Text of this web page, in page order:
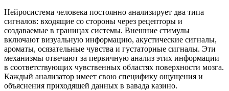
Нейросистема человека постоянно анализирует два типа
сигналов: входящие со стороны через рецепторы и
создаваемые в границах системы. Внешние стимулы
включают визуальную информацию, акустические сигналы,
ароматы, осязательные чувства и густаторные сигналы. Эти
механизмы отвечают за первичную анализ этих информации
в соответствующих чувственных областях поверхности мозга.
Каждый анализатор имеет свою специфику ощущения и
объяснения приходящей данных в вавада казино.